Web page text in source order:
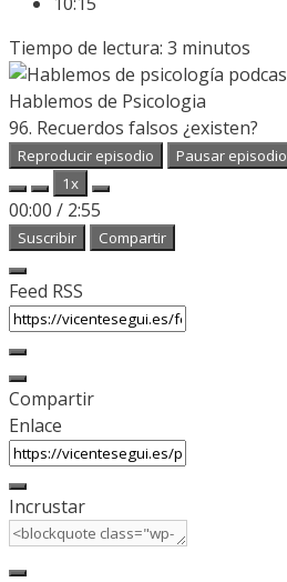
Tiempo de lectura: 3 minutos
Hablemos de Psicologia
96. Recuerdos falsos ¿existen?
Reproducir episodio
Pausar episodio
1x
00:00 / 2:55
Suscribir Compartir
Feed RSS
Compartir
Enlace
Incrustar